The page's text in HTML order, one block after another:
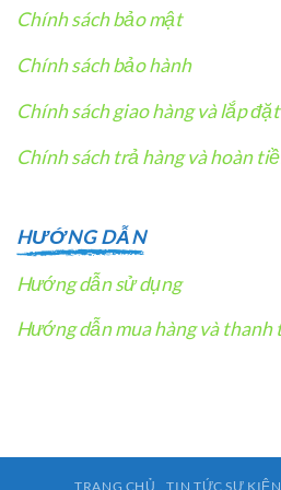
Chính sách bảo mật
Chính sách bảo hành
Chính sách giao hàng và lắp đặt
Chính sách trả hàng và hoàn
HƯỚNG DẪN
Hướng dẫn sử dụng
Hướng dẫn mua hàng và thanh
TRANG CHỦ TIN TỨC SỰ KIỆN